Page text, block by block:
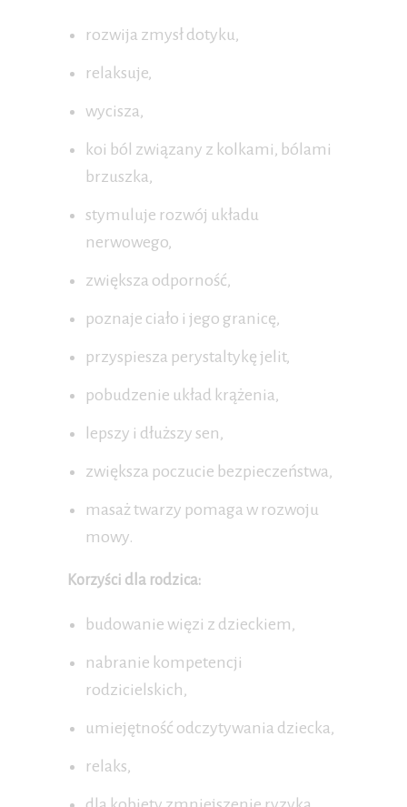
rozwija zmysł dotyku,
relaksuje,
wycisza,
koi ból związany z kolkami, bólami
brzuszka,
stymuluje rozwój układu
nerwowego,
zwiększa odporność,
poznaje ciało i jego granicę,
przyspiesza perystaltykę jelit,
pobudzenie układ krążenia,
lepszy i dłuższy sen,
zwiększa poczucie bezpieczeństwa,
masaż twarzy pomaga w rozwoju
mowy.
Korzyści dla rodzica:
budowanie więzi z dzieckiem,
nabranie kompetencji
rodzicielskich,
umiejętność odczytywania dziecka,
relaks,